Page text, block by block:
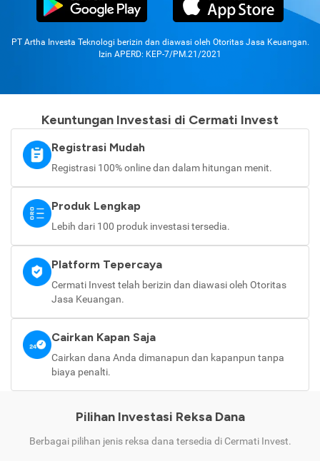
PT Artha Investa Teknologi berizin dan diawasi oleh Otoritas Jasa Keuangan.
Izin APERD: KEP-7/PM.21/2021
Keuntungan Investasi di Cermati Invest
Registrasi Mudah
Registrasi 100% online dan dalam hitungan menit.
Produk Lengkap
Lebih dari 100 produk investasi tersedia.
Platform Tepercaya
Cermati Invest telah berizin dan diawasi oleh Otoritas
Jasa Keuangan.
Cairkan Kapan Saja
Cairkan dana Anda dimanapun dan kapanpun tanpa
biaya penalti.
Pilihan Investasi Reksa Dana
Berbagai pilihan jenis reksa dana tersedia di Cermati Invest.